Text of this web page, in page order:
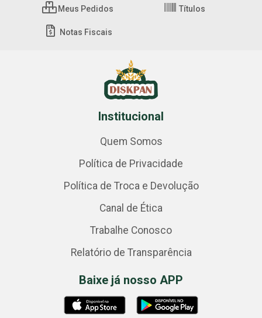
Meus Pedidos Títulos
Notas Fiscais
Institucional
Quem Somos
Política de Privacidade
Política de Troca e Devolução
Canal de Ética
Trabalhe Conosco
Relatório de Transparência
Baixe já nosso APP